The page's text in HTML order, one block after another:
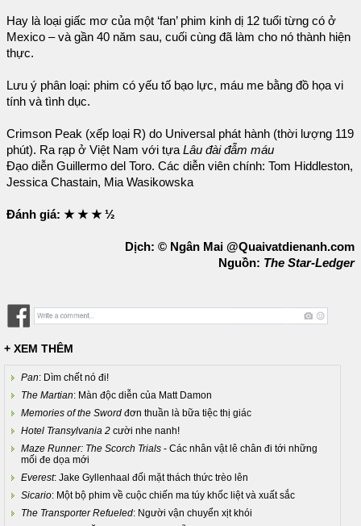
Hay là loại giấc mơ của một ‘fan’ phim kinh dị 12 tuổi từng có ở
Mexico – và gần 40 năm sau, cuối cùng đã làm cho nó thành hiện
thực.
Lưu ý phân loại: phim có yếu tố bạo lực, máu me bằng đồ họa vi
tính và tình dục.
Crimson Peak (xếp loại R) do Universal phát hành (thời lượng 119
phút). Ra rạp ở Việt Nam với tựaLâu đài đẫm máu
Đạo diễn Guillermo del Toro. Các diễn viên chính: Tom Hiddleston,
Jessica Chastain, Mia Wasikowska
Đánh giá: ★ ★ ★ ½
Dịch: © Ngân Mai @Quaivatdienanh.com
Nguồn: The Star-Ledger
+ XEM THÊM
Pan: Dìm chết nó đi!
The Martian: Màn độc diễn của Matt Damon
Memories of the Sword đơn thuần là bữa tiệc thị giác
Hotel Transylvania 2 cười nhe nanh!
Maze Runner: The Scorch Trials - Các nhân vật lê chân đi tới những
mối đe dọa mới
Everest: Jake Gyllenhaal đối mặt thách thức trèo lên
Sicario: Một bộ phim về cuộc chiến ma túy khốc liệt và xuất sắc
The Transporter Refueled: Người vận chuyển xịt khói